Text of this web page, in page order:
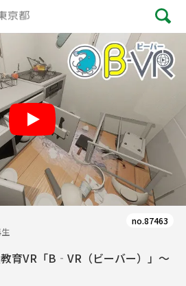
no.87463
教育VR「B‐VR（ビーバー）」～